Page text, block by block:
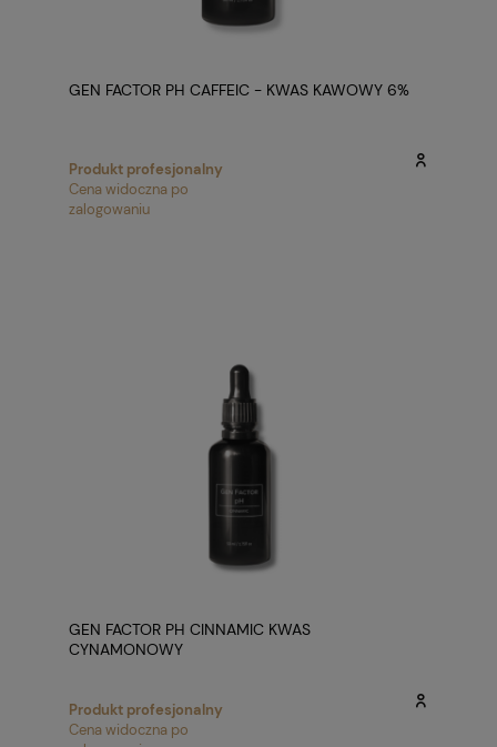
GEN FACTOR PH CAFFEIC - KWAS KAWOWY 6%
Produkt profesjonalny
Cena widoczna po
zalogowaniu
GEN FACTOR PH CINNAMIC KWAS
CYNAMONOWY
Produkt profesjonalny
Cena widoczna po